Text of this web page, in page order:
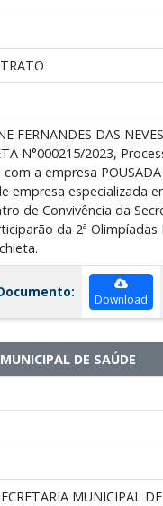
FERNANDES DAS
N°000215/2023,
a empresa
empresa especializada
de Convivência da
da 2ª
Download
DE SAÚDE
MUNICIPAL